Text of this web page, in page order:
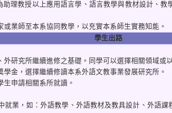
理教授以上應用語言學、語言教學與教材設計、
業師至本系協同教學，以充實本系師生實務知能。
學生出路
研究所繼續進修之基礎。同學可以選擇相關領域或
金，選擇繼續修讀本系外語文教事業發展研究所。
申請相關系所就讀。
就業，如：外語教學、外語教材及教具設計、外語